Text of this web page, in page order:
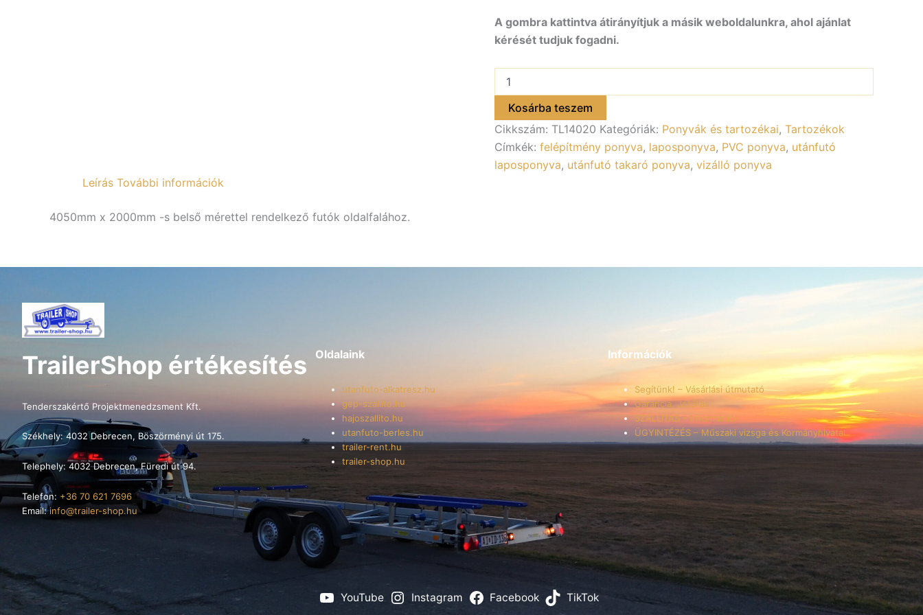
A gombra kattintva átirányítjuk a másik weboldalunkra, ahol ajánlat
kérését tudjuk fogadni.
szürke
ALFA
14020,
24020,
44020
mennyiség
Kosárba teszem
Cikkszám: TL14020 Kategóriák: Ponyvák és tartozékai, Tartozékok
Címkék: felépítmény ponyva, laposponyva, PVC ponyva, utánfutó
laposponyva, utánfutó takaró ponyva, vizálló ponyva
Leírás További információk
4050mm x 2000mm -s belső mérettel rendelkező futók oldalfalához.
TrailerShop értékesítés
Tenderszakértő Projektmenedzsment Kft.
Székhely: 4032 Debrecen, Böszörményi út 175.
Telephely: 4032 Debrecen, Füredi út 94.
Telefon: +36 70 621 7696
Email:info@trailer-shop.hu
Oldalaink
utanfuto-alkatresz.hu
gep-szallito.hu
hajoszallito.hu
utanfuto-berles.hu
trailer-rent.hu
trailer-shop.hu
Információk
Segítünk! – Vásárlási útmutató
Garancia, Jótállás
SZÁLLÍTÁS – Információk
ÜGYINTÉZÉS – Műszaki vizsga és Kormányhivatal
YouTube Instagram Facebook TikTok